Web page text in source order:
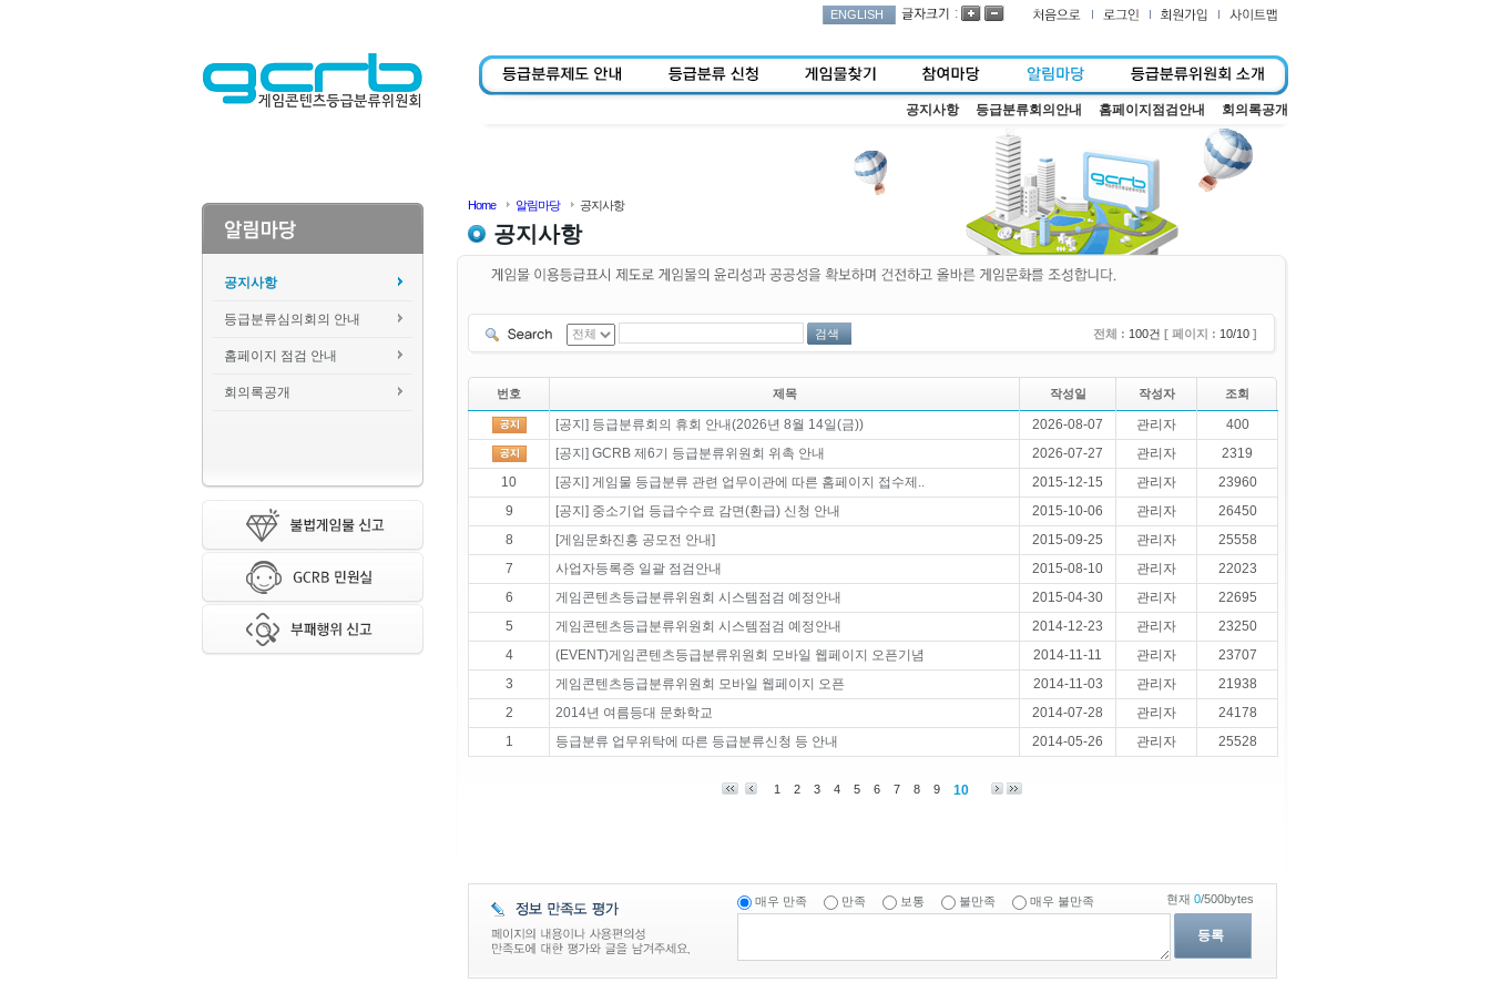
ENGLISH :
공지사항 등급분류회의안내 홈페이지점검안내 회의록공개
공지사항
등급분류심의회의 안내
홈페이지 점검 안내
회의록공개
Home 알림마당 공지사항
공지사항
검색 전체 : 100건 [ 페이지 : 10/10 ]
번호 제목 작성일 작성자 조회
[공지] 등급분류회의 휴회 안내(2026년 8월 14일(금)) 2026-08-07 관리자
400
[공지] GCRB 제6기 등급분류위원회 위촉 안내
2026-07-27 관리자
2319
10
[공지] 게임물 등급분류 관련 업무이관에 따른 홈페이지 접수제.. 2015-12-15 관리자
23960
9
[공지] 중소기업 등급수수료 감면(환급) 신청 안내 2015-10-06 관리자
26450
8
[게임문화진흥 공모전 안내] 2015-09-25 관리자
25558
7
사업자등록증 일괄 점검안내 2015-08-10 관리자
22023
6
게임콘텐츠등급분류위원회 시스템점검 예정안내 2015-04-30 관리자
22695
5
게임콘텐츠등급분류위원회 시스템점검 예정안내 2014-12-23 관리자
23250
4
(EVENT)게임콘텐츠등급분류위원회 모바일 웹페이지 오픈기념 2014-11-11 관리자
23707
3
게임콘텐츠등급분류위원회 모바일 웹페이지 오픈 2014-11-03 관리자
21938
2
2014년 여름등대 문화학교 2014-07-28 관리자
24178
1
등급분류 업무위탁에 따른 등급분류신청 등 안내 2014-05-26 관리자 25528
1 2 3 4 5 6 7 8 9 10
매우 만족 만족 보통 불만족 매우 불만족
등록
현재 0/500bytes